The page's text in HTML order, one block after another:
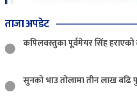
ताजा अपडेट
कपिलवस्तुका पूर्वमेयर सिंह
सुनको भाउ तोलामा तीन लाख बढि